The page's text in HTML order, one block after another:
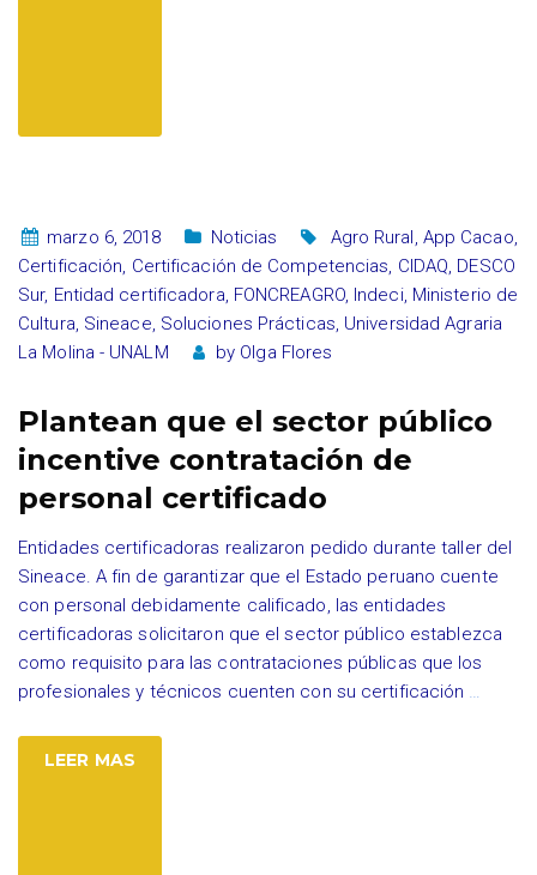
marzo 6, 2018 Noticias Agro Rural, App Cacao,
Certificación, Certificación de Competencias, CIDAQ, DESCO
Sur, Entidad certificadora, FONCREAGRO, Indeci, Ministerio de
Cultura, Sineace, Soluciones Prácticas, Universidad Agraria
La Molina - UNALM
by Olga Flores
Plantean que el sector público
incentive contratación de
personal certificado
Entidades certificadoras realizaron pedido durante taller del
Sineace. A fin de garantizar que el Estado peruano cuente
con personal debidamente calificado, las entidades
certificadoras solicitaron que el sector público establezca
como requisito para las contrataciones públicas que los
profesionales y técnicos cuenten con su certificación …
LEER MAS